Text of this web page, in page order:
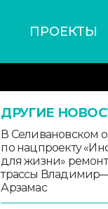
ПРОЕКТЫ
ДРУГИЕ
В Селивановском
по нацпроекту
для жизни»
трассы
Арзамас